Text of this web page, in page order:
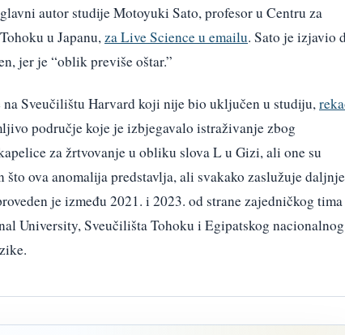
autor studije Motoyuki Sato, profesor u Centru za
u Japanu,za Live Science u emailu. Sato je izjavio
jer je “oblik previše oštar.”
Sveučilištu Harvard koji nije bio uključen u studiju,
područje koje je izbjegavalo istraživanje zbog
za žrtvovanje u obliku slova L u Gizi, ali one su
što ova anomalija predstavlja, ali svakako zaslužuje daljnje
je između 2021. i 2023. od strane zajedničkog tima
University, Sveučilišta Tohoku i Egipatskog nacionalnog